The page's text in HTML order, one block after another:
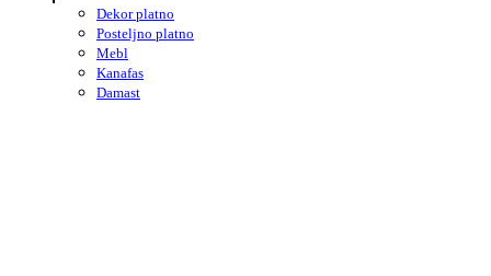
Dekor platno
Posteljno platno
Mebl
Kanafas
Damast